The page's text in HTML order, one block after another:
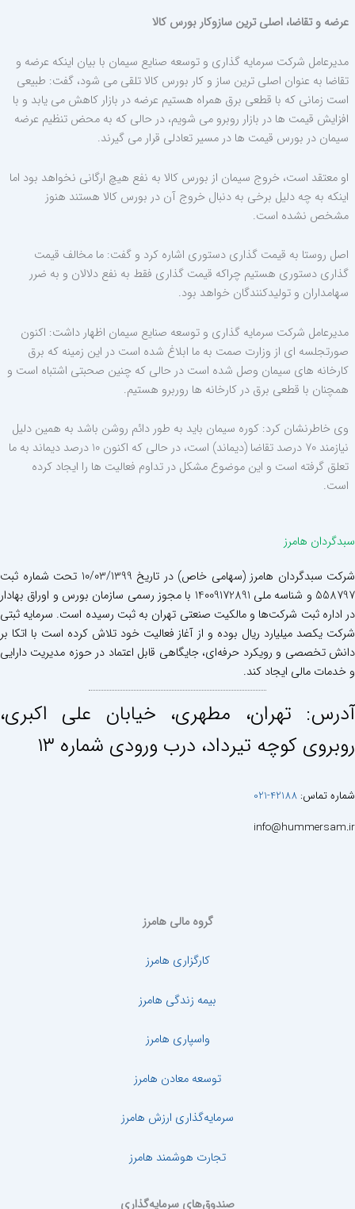
عرضه و تقاضا، اصلی ترین سازوکار بورس کالا
مدیرعامل شرکت سرمایه گذاری و توسعه صنایع سیمان با بیان اینکه عرضه و
تقاضا به عنوان اصلی ترین ساز و کار بورس کالا تلقی می شود، گفت: طبیعی
است زمانی که با قطعی برق همراه هستیم عرضه در بازار کاهش می یابد و با
افزایش قیمت ها در بازار روبرو می شویم، در حالی که به محض تنظیم عرضه
سیمان در بورس قیمت ها در مسیر تعادلی قرار می گیرند.
او معتقد است، خروج سیمان از بورس کالا به نفع هیچ ارگانی نخواهد بود اما
اینکه به چه دلیل برخی به دنبال خروج آن در بورس کالا هستند هنوز
مشخص نشده است.
اصل روستا به قیمت گذاری دستوری اشاره کرد و گفت: ما مخالف قیمت
گذاری دستوری هستیم چراکه قیمت گذاری فقط به نفع دلالان و به ضرر
سهامداران و تولیدکنندگان خواهد بود.
مدیرعامل شرکت سرمایه گذاری و توسعه صنایع سیمان اظهار داشت: اکنون
صورتجلسه ای از وزارت صمت به ما ابلاغ شده است در این زمینه که برق
کارخانه های سیمان وصل شده است در حالی که چنین صحبتی اشتباه است و
همچنان با قطعی برق در کارخانه ها روربرو هستیم.
وی خاطرنشان کرد: کوره سیمان باید به طور دائم روشن باشد به همین دلیل
نیازمند 70 درصد تقاضا (دیماند) است، در حالی که اکنون 10 درصد دیماند به ما
تعلق گرفته است و این موضوع مشکل در تداوم فعالیت ها را ایجاد کرده
است.
سبدگردان هامرز
شرکت سبدگردان هامرز (سهامی خاص) در تاریخ 10/03/1399 تحت شماره ثبت
558797 و شناسه ملی 14009172891 با مجوز رسمی سازمان بورس و اوراق بهادار
در اداره ثبت شرکت‌ها و مالکیت صنعتی تهران به ثبت رسیده است. سرمایه ثبتی
شرکت یکصد میلیارد ریال بوده و از آغاز فعالیت خود تلاش کرده است با اتکا بر
دانش تخصصی و رویکرد حرفه‌ای، جایگاهی قابل اعتماد در حوزه مدیریت دارایی
و خدمات مالی ایجاد کند.
آدرس: تهران، مطهری، خيابان علی اكبری،
روبروی كوچه تيرداد، درب ورودی شماره ١٣
شماره تماس: 42188-021
info@hummersam.ir
گروه مالی هامرز
کارگزاری هامرز
بیمه زندگی هامرز
واسپاری هامرز
توسعه معادن هامرز
سرمایه‌گذاری ارزش هامرز
تجارت هوشمند هامرز
صندوق‌های سرمایه‌گذاری